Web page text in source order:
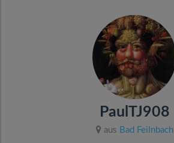
PaulTJ908
aus Bad Feilnbach